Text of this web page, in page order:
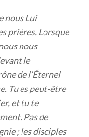
nous Lui
prières. Lorsque
nous
le
de l’Éternel
Tu es peut-être
et tu te
Pas de
; les disciples